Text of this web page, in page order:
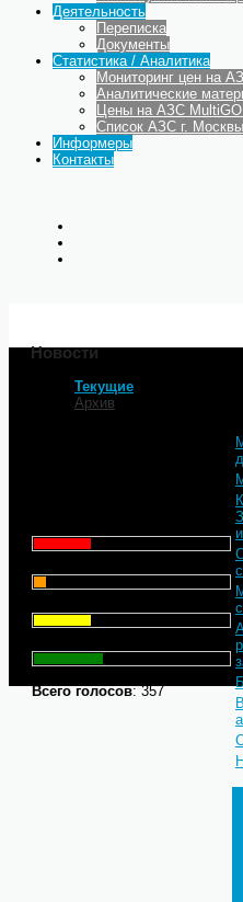
Деятельность
Переписка
Документы
Статистика / Аналитика
Мониторинг цен на
Аналитические
Цены на АЗС
Список АЗС г. Москвы
Информеры
Контакты
Новости
Текущие
Архив
Всего голосов: 357